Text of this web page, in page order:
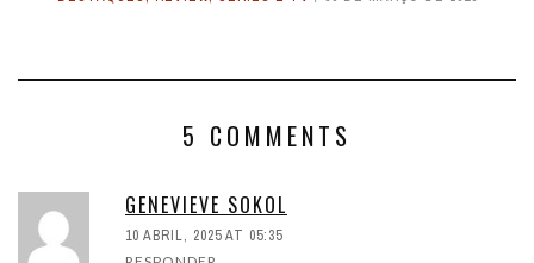
5 COMMENTS
GENEVIEVE SOKOL
10 ABRIL, 2025 AT 05:35